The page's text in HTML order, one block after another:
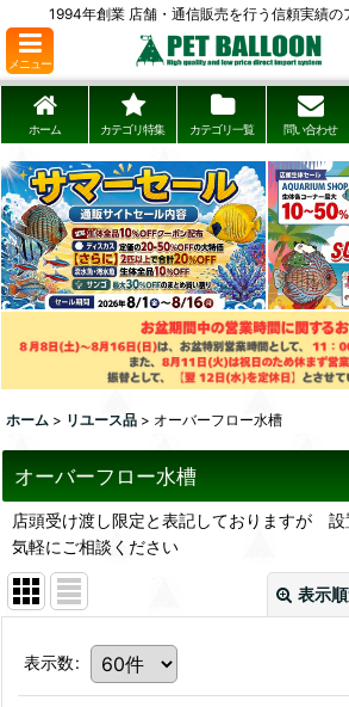
1994年創業 店舗・通信販売を行う信頼実績の
メニュー
ホーム カテゴリ特集 カテゴリ一覧 問い合わせ
ホーム > リユース品 > オーバーフロー水槽
オーバーフロー水槽
店頭受け渡し限定と表記しておりますが 設
気軽にご相談ください
表示
表示数: